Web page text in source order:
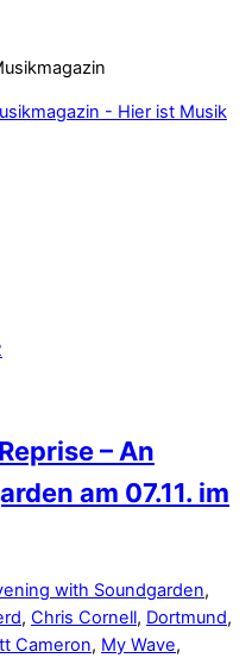
– An
am 07.11. im
with Soundgarden,
, Chris Cornell, Dortmund,
Cameron, My Wave,